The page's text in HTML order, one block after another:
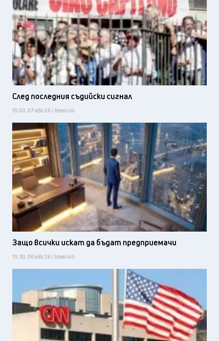
След последния съдийски сигнал
15:00, 07 авг 26 / Idealisti
Защо всички искат да бъдат предприемачи
10:30, 06 авг 26 / Idealisti